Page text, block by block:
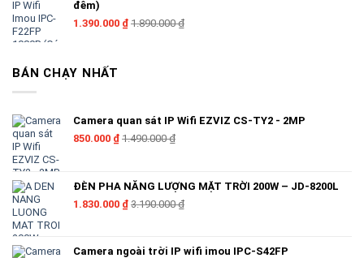
đêm)
1.390.000 ₫ 1.890.000₫
BÁN CHẠY NHẤT
Camera quan sát IP Wifi EZVIZ CS-TY2 - 2MP
850.000 ₫ 1.490.000₫
ĐÈN PHA NĂNG LƯỢNG MẶT TRỜI 200W – JD-8200L
1.830.000 ₫ 3.190.000₫
Camera ngoài trời IP wifi imou IPC-S42FP